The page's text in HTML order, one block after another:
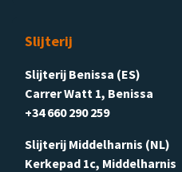
Slijterij
Slijterij Benissa (ES)
Carrer Watt 1, Benissa
+34 660 290 259
Slijterij Middelharnis (NL)
Kerkepad 1c, Middelharnis